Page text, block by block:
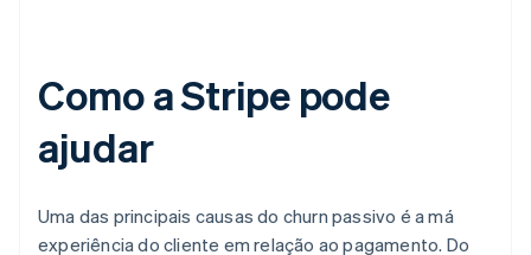
Como a Stripe pode
ajudar
Uma das principais causas do churn passivo é a má
experiência do cliente em relação ao pagamento. Do